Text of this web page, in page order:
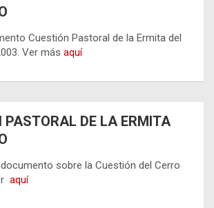
Cuestión Pastoral de la Ermita del
Ver más aquí
PASTORAL DE LA ERMITA
sobre la Cuestión del Cerro
aquí